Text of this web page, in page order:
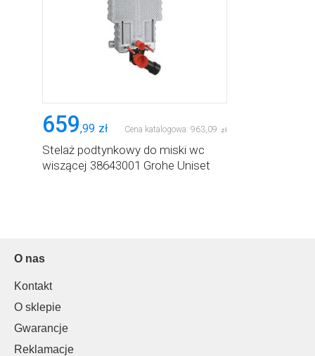
659,99 zł Cena katalogowa: 963 09 zł
Stelaż podtynkowy do miski wc
wiszącej 38643001 Grohe Uniset
O nas
Kontakt
O sklepie
Gwarancje
Reklamacje